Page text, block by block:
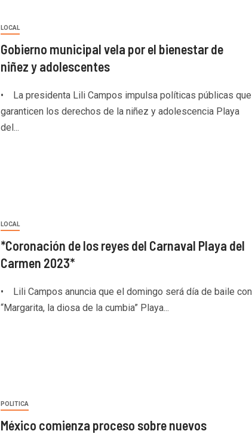
LOCAL
Gobierno municipal vela por el bienestar de
niñez y adolescentes
• La presidenta Lili Campos impulsa políticas públicas que
garanticen los derechos de la niñez y adolescencia Playa
del...
LOCAL
*Coronación de los reyes del Carnaval Playa del
Carmen 2023*
• Lili Campos anuncia que el domingo será día de baile con
“Margarita, la diosa de la cumbia” Playa...
POLITICA
México comienza proceso sobre nuevos